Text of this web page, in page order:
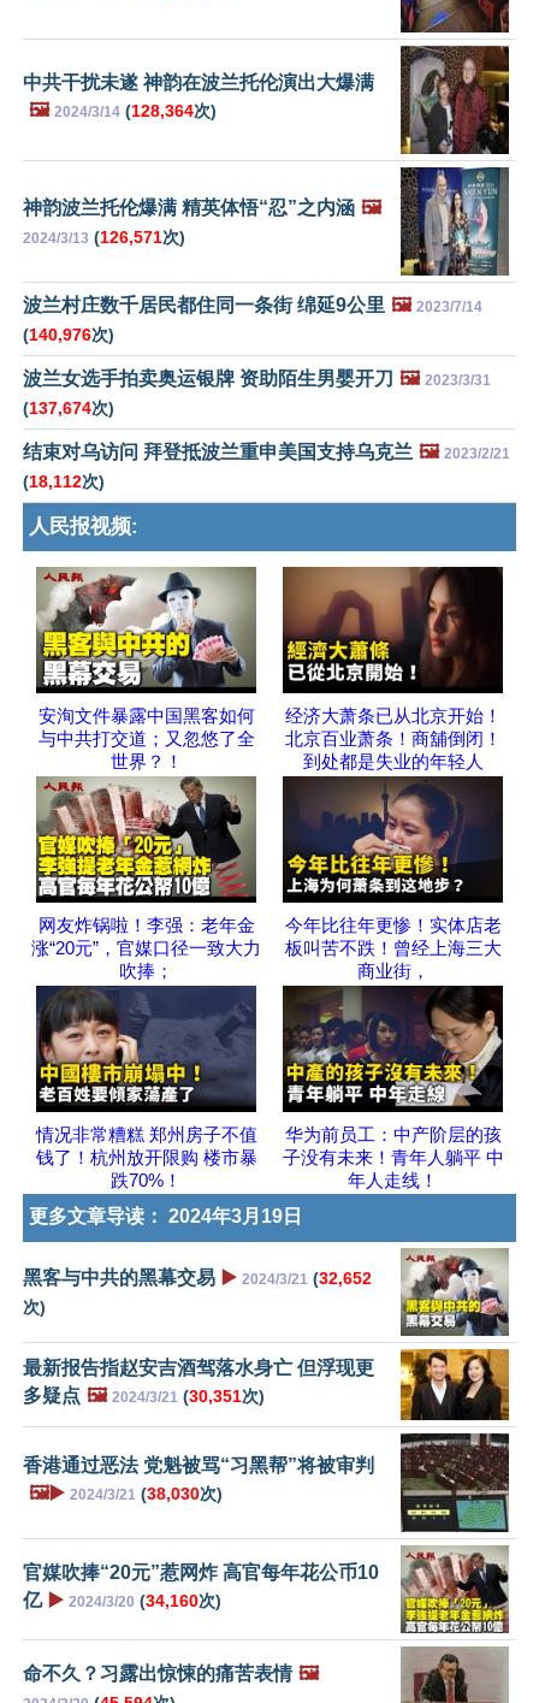
中共干扰未遂 神韵在波兰托伦演出大爆满
🖼️ 2024/3/14 (128,364次)
神韵波兰托伦爆满 精英体悟“忍”之内涵 🖼️
2024/3/13 (126,571次)
波兰村庄数千居民都住同一条街 绵延9公里 🖼️ 2023/7/14
(140,976次)
波兰女选手拍卖奥运银牌 资助陌生男婴开刀 🖼️ 2023/3/31
(137,674次)
结束对乌访问 拜登抵波兰重申美国支持乌克兰 🖼️ 2023/2/21
(18,112次)
人民报视频:
安洵文件暴露中国黑客如何
与中共打交道；又忽悠了全
世界？！
经济大萧条已从北京开始！
北京百业萧条！商舖倒闭！
到处都是失业的年轻人
网友炸锅啦！李强：老年金
涨“20元”，官媒口径一致大力
吹捧；
今年比往年更惨！实体店老
板叫苦不跌！曾经上海三大
商业街，
情况非常糟糕 郑州房子不值
钱了！杭州放开限购 楼市暴
跌70%！
华为前员工：中产阶层的孩
子没有未来！青年人躺平 中
年人走线！
更多文章导读： 2024年3月19日
黑客与中共的黑幕交易 ▶️ 2024/3/21 (32,652
次)
最新报告指赵安吉酒驾落水身亡 但浮现更
多疑点 🖼️ 2024/3/21 (30,351次)
香港通过恶法 党魁被骂“习黑帮”将被审判
🖼️▶️ 2024/3/21 (38,030次)
官媒吹捧“20元”惹网炸 高官每年花公币10
亿 ▶️ 2024/3/20 (34,160次)
命不久？习露出惊悚的痛苦表情 🖼️